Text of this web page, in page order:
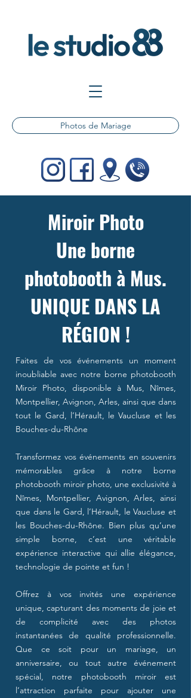
Photos de Mariage
Miroir Photo
Une borne
photobooth à Mus.
UNIQUE DANS LA
RÉGION !
Faites de vos événements un moment
inoubliable avec notre borne photobooth
Miroir Photo, disponible à Mus, Nîmes,
Montpellier, Avignon, Arles, ainsi que dans
tout le Gard, l’Hérault, le Vaucluse et les
Bouches-du-Rhône
Transformez vos événements en souvenirs
mémorables grâce à notre borne
photobooth miroir photo, une exclusivité à
Nîmes, Montpellier, Avignon, Arles, ainsi
que dans le Gard, l’Hérault, le Vaucluse et
les Bouches-du-Rhône. Bien plus qu’une
simple borne, c’est une véritable
expérience interactive qui allie élégance,
technologie de pointe et fun !
Offrez à vos invités une expérience
unique, capturant des moments de joie et
de complicité avec des photos
instantanées de qualité professionnelle.
Que ce soit pour un mariage, un
anniversaire, ou tout autre événement
spécial, notre photobooth miroir est
l’attraction parfaite pour ajouter une